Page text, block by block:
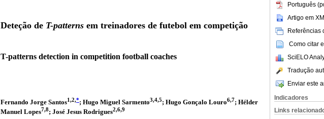
Português
Artigo em
Referências
Como citar
SciELO
Tradução
Enviar este
Indicadores
Links
Deteção de T-patterns em treinadores de futebol em competição
T-patterns detection in competition football coaches
Fernando Jorge Santos1,2,*; Hugo Miguel Sarmento3,4,5; Hugo Gonçalo Louro6,7; Hélder
Manuel Lopes7,8; José Jesus Rodrigues2,6,9